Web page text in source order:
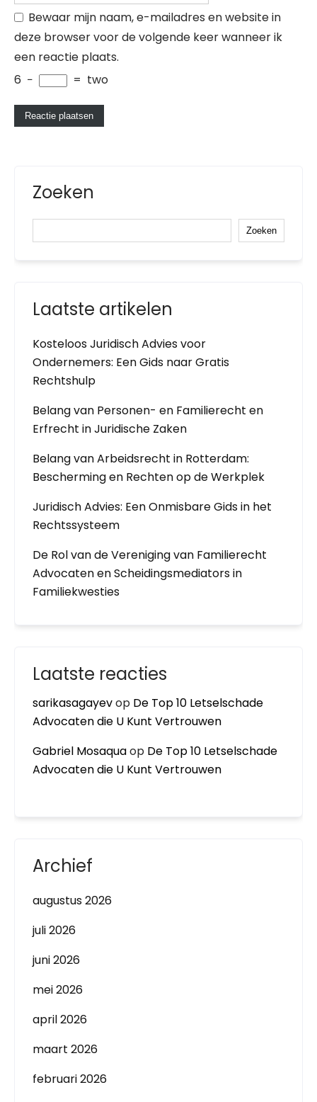
Bewaar mijn naam, e-mailadres en website in
deze browser voor de volgende keer wanneer ik
een reactie plaats.
6 − = two
Zoeken
Zoeken
Laatste artikelen
Kosteloos Juridisch Advies voor
Ondernemers: Een Gids naar Gratis
Rechtshulp
Belang van Personen- en Familierecht en
Erfrecht in Juridische Zaken
Belang van Arbeidsrecht in Rotterdam:
Bescherming en Rechten op de Werkplek
Juridisch Advies: Een Onmisbare Gids in het
Rechtssysteem
De Rol van de Vereniging van Familierecht
Advocaten en Scheidingsmediators in
Familiekwesties
Laatste reacties
sarikasagayevop De Top 10 Letselschade
Advocaten die U Kunt Vertrouwen
Gabriel Mosaquaop De Top 10 Letselschade
Advocaten die U Kunt Vertrouwen
Archief
augustus 2026
juli 2026
juni 2026
mei 2026
april 2026
maart 2026
februari 2026